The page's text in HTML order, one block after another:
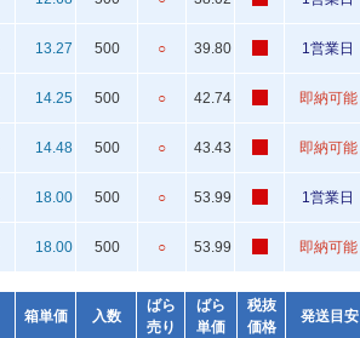
13.27 500 ○ 39.80 1営業日
14.25 500 ○ 42.74 即納可能
14.48 500 ○ 43.43 即納可能
18.00 500 ○ 53.99 1営業日
18.00 500 ○ 53.99 即納可能
箱単価 入数
ばら
売り
ばら
単価
税抜
価格
発送目安